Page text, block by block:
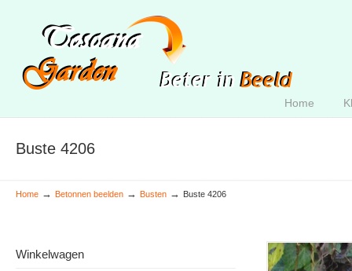
Home
Buste 4206
Home → Betonnen beelden → Busten → Buste 4206
Winkelwagen